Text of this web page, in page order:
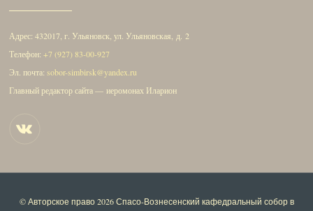
Адрес: 432017, г. Ульяновск, ул. Ульяновская, д. 2
Телефон:+7 (927) 83-00-927
Эл. почта: sobor-simbirsk@yandex.ru
Главный редактор сайта — иеромонах Иларион
© Авторское право 2026Спасо-Вознесенский кафедральный собор в